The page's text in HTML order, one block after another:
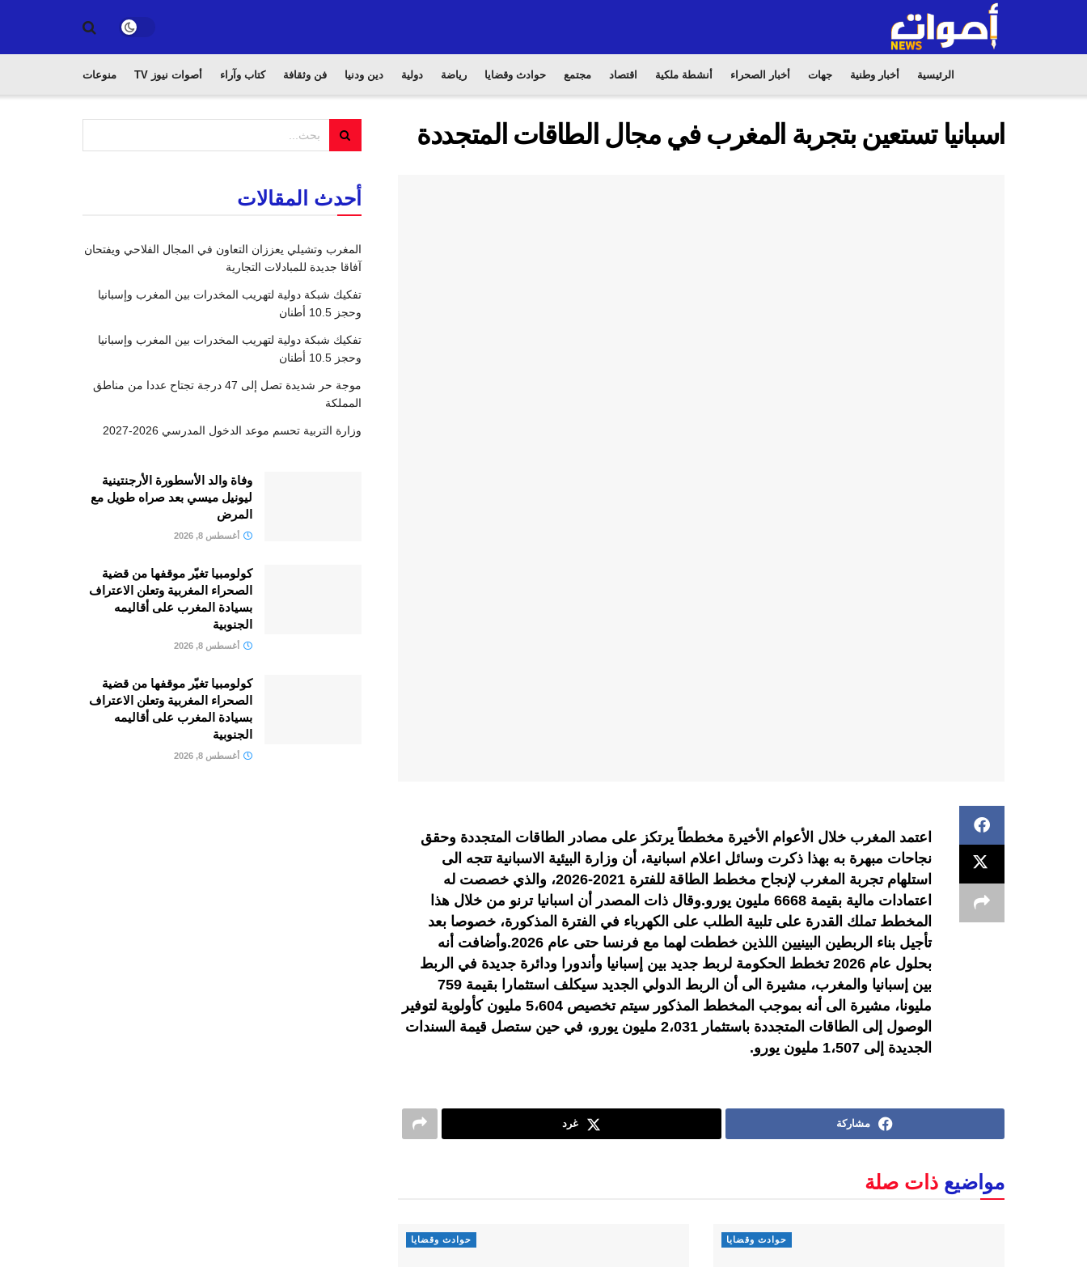
الرئيسية أخبار وطنية جهات أخبار الصحراء أنشطة ملكية اقتصاد مجتمع حوادث وقضايا رياضة دولية دين ودنيا فن وثقافة كتاب وآراء أصوات نيوز TV منوعات
اسبانيا تستعين بتجربة المغرب في مجال الطاقات المتجددة
اعتمد المغرب خلال الأعوام الأخيرة مخططاً يرتكز على مصادر الطاقات المتجددة وحقق
نجاحات مبهرة به بهذا ذكرت وسائل اعلام اسبانية، أن وزارة البيئية الاسبانية تتجه الى
استلهام تجربة المغرب لإنجاح مخطط الطاقة للفترة 2021-2026، والذي خصصت له
اعتمادات مالية بقيمة 6668 مليون يورو.وقال ذات المصدر أن اسبانيا ترنو من خلال هذا
المخطط تملك القدرة على تلبية الطلب على الكهرباء في الفترة المذكورة، خصوصا بعد
تأجيل بناء الربطين البينيين اللذين خططت لهما مع فرنسا حتى عام 2026.وأضافت أنه
بحلول عام 2026 تخطط الحكومة لربط جديد بين إسبانيا وأندورا ودائرة جديدة في الربط
بين إسبانيا والمغرب، مشيرة الى أن الربط الدولي الجديد سيكلف استثمارا بقيمة 759
مليونا، مشيرة الى أنه بموجب المخطط المذكور سيتم تخصيص 5،604 مليون كأولوية لتوفير
الوصول إلى الطاقات المتجددة باستثمار 2،031 مليون يورو، في حين ستصل قيمة السندات
الجديدة إلى 1،507 مليون يورو.
مشاركة غرد
مواضيع ذات صلة
حوادث وقضايا حوادث وقضايا
أحدث المقالات
المغرب وتشيلي يعززان التعاون في المجال الفلاحي ويفتحان
آفاقا جديدة للمبادلات التجارية
تفكيك شبكة دولية لتهريب المخدرات بين المغرب وإسبانيا
وحجز 10.5 أطنان
تفكيك شبكة دولية لتهريب المخدرات بين المغرب وإسبانيا
وحجز 10.5 أطنان
موجة حر شديدة تصل إلى 47 درجة تجتاح عددا من مناطق
المملكة
وزارة التربية تحسم موعد الدخول المدرسي 2026-2027
وفاة والد الأسطورة الأرجنتينية
ليونيل ميسي بعد صراه طويل مع
المرض
أغسطس 8, 2026
كولومبيا تغيّر موقفها من قضية
الصحراء المغربية وتعلن الاعتراف
بسيادة المغرب على أقاليمه
الجنوبية
أغسطس 8, 2026
كولومبيا تغيّر موقفها من قضية
الصحراء المغربية وتعلن الاعتراف
بسيادة المغرب على أقاليمه
الجنوبية
أغسطس 8, 2026